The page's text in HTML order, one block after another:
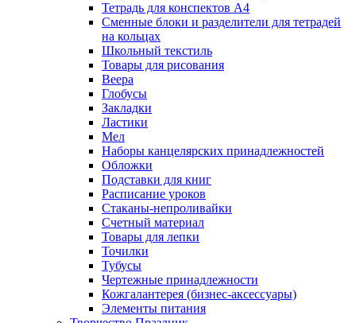
Тетрадь для конспектов А4
Сменные блоки и разделители для тетрадей
на кольцах
Школьный текстиль
Товары для рисования
Веера
Глобусы
Закладки
Ластики
Мел
Наборы канцелярских принадлежностей
Обложки
Подставки для книг
Расписание уроков
Стаканы-непроливайки
Счетный материал
Товары для лепки
Точилки
Тубусы
Чертежные принадлежности
Кожгалантерея (бизнес-аксессуары)
Элементы питания